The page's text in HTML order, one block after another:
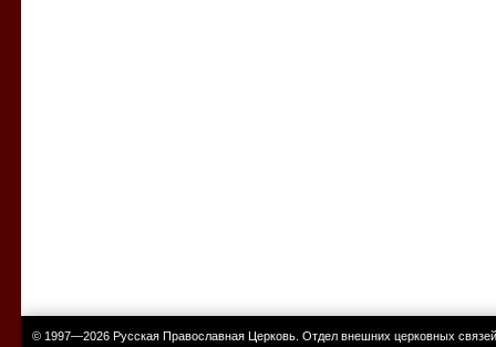
© 1997—2026 Русская Православная Церковь. Отдел внешних церковных связей